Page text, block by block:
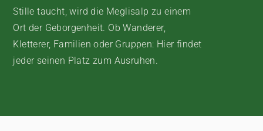
Stille taucht, wird die Meglisalp zu einem
Ort der Geborgenheit. Ob Wanderer,
Kletterer, Familien oder Gruppen: Hier findet
jeder seinen Platz zum Ausruhen.